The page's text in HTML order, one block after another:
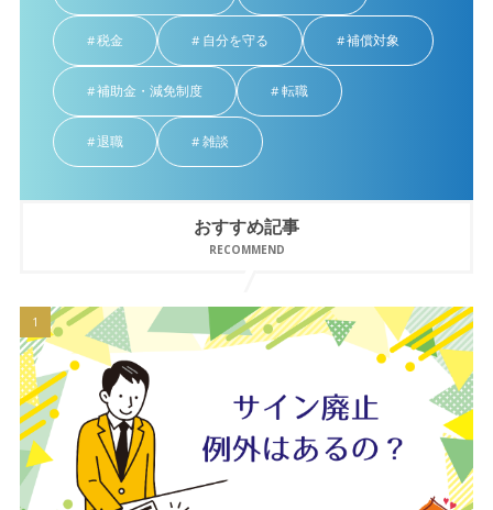
税金 自分を守る 補償対象
補助金・減免制度 転職
退職 雑談
おすすめ記事
RECOMMEND